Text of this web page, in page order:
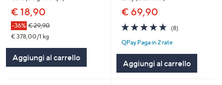
€ 18,90
-36% € 29,90
€ 378,00/1 kg
Aggiungi al carrello
€ 69,90
4.8
of
5
(8)8
QPay Paga in 2 rate
Aggiungi al carrello